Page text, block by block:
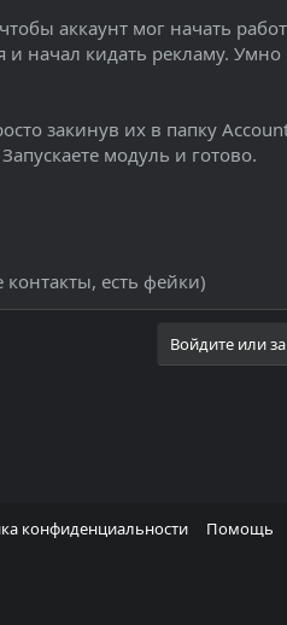
аккаунт мог начать
и начал кидать рекламу.
закинув их в папку
модуль и готово.
есть фейки)
Войдите или
конфиденциальности Помощь